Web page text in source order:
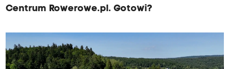
Centrum Rowerowe.pl. Gotowi?